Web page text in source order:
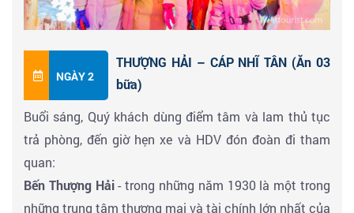
NGÀY 2
THƯỢNG HẢI – CÁP NHĨ TÂN (Ăn 03
bữa)
Buổi sáng, Quý khách dùng điểm tâm và lam thủ tục
trả phòng, đến giờ hẹn xe và HDV đón đoàn đi tham
quan:
Bến Thượng Hải- trong những năm 1930 là một trong
những trung tâm thương mại và tài chính lớn nhất của